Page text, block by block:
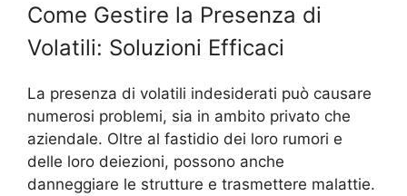
Come Gestire la Presenza di
Volatili: Soluzioni Efficaci
La presenza di volatili indesiderati può causare
numerosi problemi, sia in ambito privato che
aziendale. Oltre al fastidio dei loro rumori e
delle loro deiezioni, possono anche
danneggiare le strutture e trasmettere malattie.